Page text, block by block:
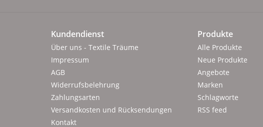
Kundendienst
Über uns - Textile Träume
Impressum
AGB
Widerrufsbelehrung
Zahlungsarten
Versandkosten und Rücksendungen
Kontakt
Produkte
Alle Produkte
Neue Produkte
Angebote
Marken
Schlagworte
RSS feed